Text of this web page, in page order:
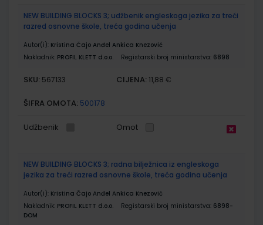
NEW BUILDING BLOCKS 3; udžbenik engleskoga jezika za treći
razred osnovne škole, treća godina učenja
Autor(i): Kristina Čajo Anđel Ankica Knezović
Nakladnik: PROFIL KLETT d.o.o. Registarski broj ministarstva: 6898
SKU: 567133 CIJENA: 11,88 €
ŠIFRA OMOTA: 500178
Udžbenik Omot
NEW BUILDING BLOCKS 3; radna bilježnica iz engleskoga
jezika za treći razred osnovne škole, treća godina učenja
Autor(i): Kristina Čajo Anđel Ankica Knezović
Nakladnik: PROFIL KLETT d.o.o. Registarski broj ministarstva: 6898-
DOM